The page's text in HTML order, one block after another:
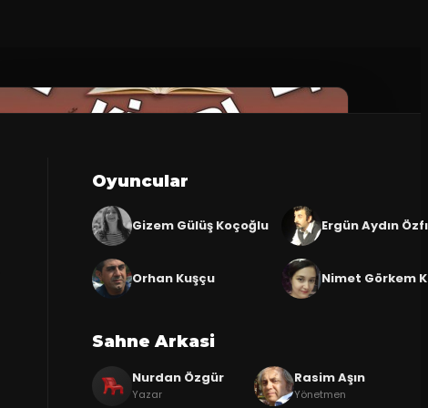
Oyuncular
Gizem Gülüş Koçoğlu Ergün Aydın
Orhan Kuşçu Nimet Görkem
Sahne Arkasi
Nurdan Özgür
Yazar
Rasim Aşın
Yönetmen